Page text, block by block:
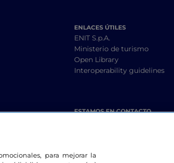
ENLACES ÚTILES
ENIT S.p.A.
Ministerio de turismo
Open Library
Interoperability guidelines
ESTAMOS EN CONTACTO
para mejorar la